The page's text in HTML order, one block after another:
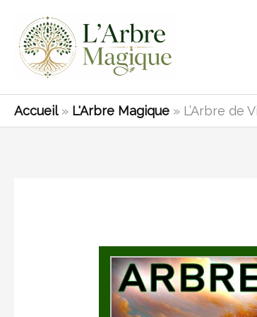
contenu
Accueil» L'Arbre Magique » L’Arbre de